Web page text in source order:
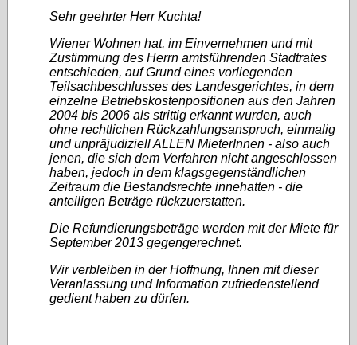
Sehr geehrter Herr Kuchta!
Wiener Wohnen hat, im Einvernehmen und mit
Zustimmung des Herrn amtsführenden Stadtrates
entschieden, auf Grund eines vorliegenden
Teilsachbeschlusses des Landesgerichtes, in dem
einzelne Betriebskostenpositionen aus den Jahren
2004 bis 2006 als strittig erkannt wurden, auch
ohne rechtlichen Rückzahlungsanspruch, einmalig
und unpräjudiziell ALLEN MieterInnen - also auch
jenen, die sich dem Verfahren nicht angeschlossen
haben, jedoch in dem klagsgegenständlichen
Zeitraum die Bestandsrechte innehatten - die
anteiligen Beträge rückzuerstatten.
Die Refundierungsbeträge werden mit der Miete für
September 2013 gegengerechnet.
Wir verbleiben in der Hoffnung, Ihnen mit dieser
Veranlassung und Information zufriedenstellend
gedient haben zu dürfen.